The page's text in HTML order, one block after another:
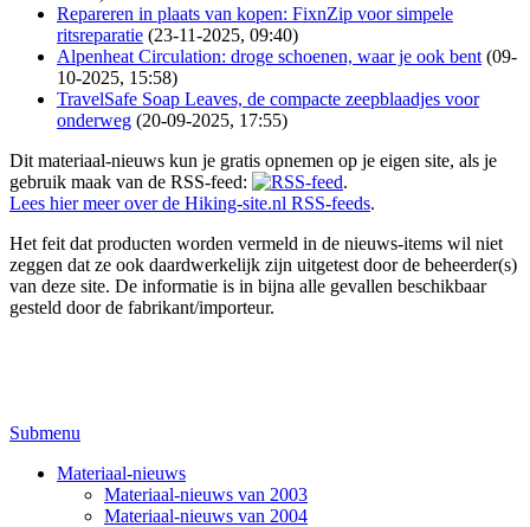
Repareren in plaats van kopen: FixnZip voor simpele
ritsreparatie (23-11-2025, 09:40)
Alpenheat Circulation: droge schoenen, waar je ook bent (09-
10-2025, 15:58)
TravelSafe Soap Leaves, de compacte zeepblaadjes voor
onderweg (20-09-2025, 17:55)
Dit materiaal-nieuws kun je gratis opnemen op je eigen site, als je
gebruik maak van de RSS-feed:
.
Lees hier meer over de Hiking-site.nl RSS-feeds.
Het feit dat producten worden vermeld in de nieuws-items wil niet
zeggen dat ze ook daardwerkelijk zijn uitgetest door de beheerder(s)
van deze site. De informatie is in bijna alle gevallen beschikbaar
gesteld door de fabrikant/importeur.
Submenu
Materiaal-nieuws
Materiaal-nieuws van 2003
Materiaal-nieuws van 2004